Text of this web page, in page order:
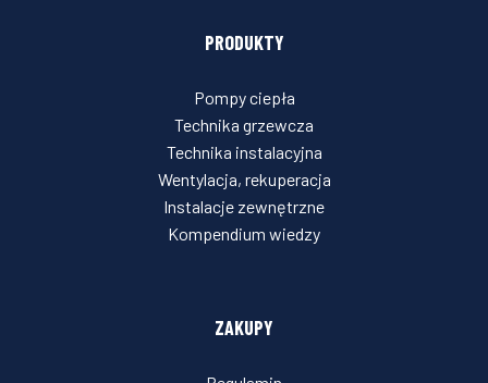
PRODUKTY
Pompy ciepła
Technika grzewcza
Technika instalacyjna
Wentylacja, rekuperacja
Instalacje zewnętrzne
Kompendium wiedzy
ZAKUPY